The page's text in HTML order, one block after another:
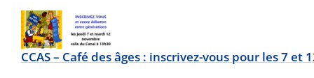
CCAS – Café des âges : inscrivez-vous pour les 7 et